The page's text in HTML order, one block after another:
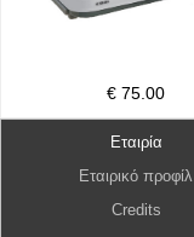
€ 75.00
Εταιρία
Εταιρικό προφίλ
Credits